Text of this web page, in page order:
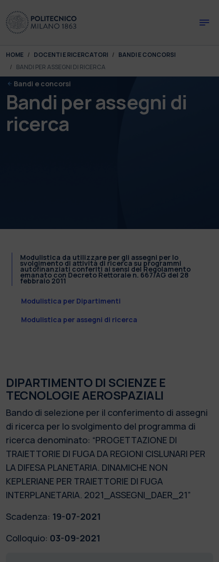
You are here:
HOME DOCENTI E RICERCATORI
BANDI E CONCORSI
BANDI PER ASSEGNI DI RICERCA
Bandi e concorsi
Bandi per assegni di
ricerca
Modulistica da utilizzare per gli assegni per lo
svolgimento di attività di ricerca su programmi
autofinanziati conferiti ai sensi del Regolamento
emanato con Decreto Rettorale n. 667/AG del 28
febbraio 2011
Modulistica per Dipartimenti
Modulistica per assegni di ricerca
DIPARTIMENTO DI SCIENZE E
TECNOLOGIE AEROSPAZIALI
Bando di selezione per il conferimento di assegni
di ricerca per lo svolgimento del programma di
ricerca denominato: “PROGETTAZIONE DI
TRAIETTORIE DI FUGA DA REGIONI CISLUNARI PER
LA DIFESA PLANETARIA. DINAMICHE NON
KEPLERIANE PER TRAIETTORIE DI FUGA
INTERPLANETARIA. 2021_ASSEGNI_DAER_21”
Scadenza: 19-07-2021
Colloquio: 03-09-2021